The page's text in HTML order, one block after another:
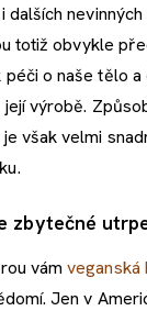
dalších
totiž obvykle
o naše tělo
výrobě.
však velmi
zbytečné
vámveganská
Jen v